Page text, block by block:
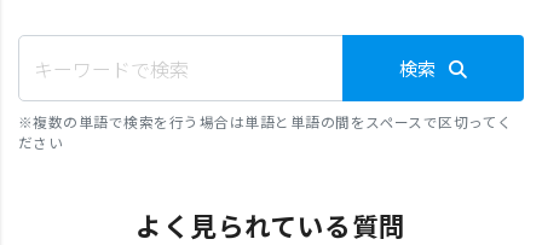
検索
※複数の単語で検索を行う場合は単語と単語の間をスペースで区切ってく
ださい
よく見られている質問